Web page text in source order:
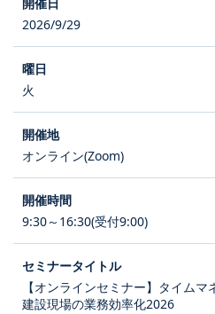
2026/9/29
火
オンライン(Zoom)
9:30～16:30(受付9:00)
【オンラインセミナー】タイム
建設現場の業務効率化2026